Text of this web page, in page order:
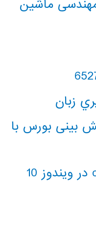
ماشین
زبان
بینی بورس با